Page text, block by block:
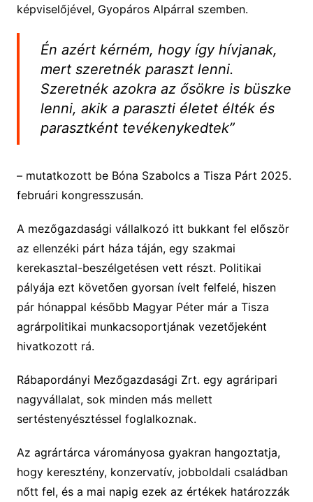
képviselőjével, Gyopáros Alpárral szemben.
Én azért kérném, hogy így hívjanak,
mert szeretnék paraszt lenni.
Szeretnék azokra az ősökre is büszke
lenni, akik a paraszti életet élték és
parasztként tevékenykedtek”
– mutatkozott be Bóna Szabolcs a Tisza Párt 2025.
februári kongresszusán.
A mezőgazdasági vállalkozó itt bukkant fel először
az ellenzéki párt háza táján, egy szakmai
kerekasztal-beszélgetésen vett részt. Politikai
pályája ezt követően gyorsan ívelt felfelé, hiszen
pár hónappal később Magyar Péter már a Tisza
agrárpolitikai munkacsoportjának vezetőjeként
hivatkozott rá.
Rábapordányi Mezőgazdasági Zrt. egy agráripari
nagyvállalat, sok minden más mellett
sertéstenyésztéssel foglalkoznak.
Az agrártárca várományosa gyakran hangoztatja,
hogy keresztény, konzervatív, jobboldali családban
nőtt fel, és a mai napig ezek az értékek határozzák